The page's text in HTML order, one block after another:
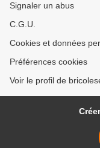
Signaler un abus
C.G.U.
Cookies et données
Préférences cookies
Voir le profil de